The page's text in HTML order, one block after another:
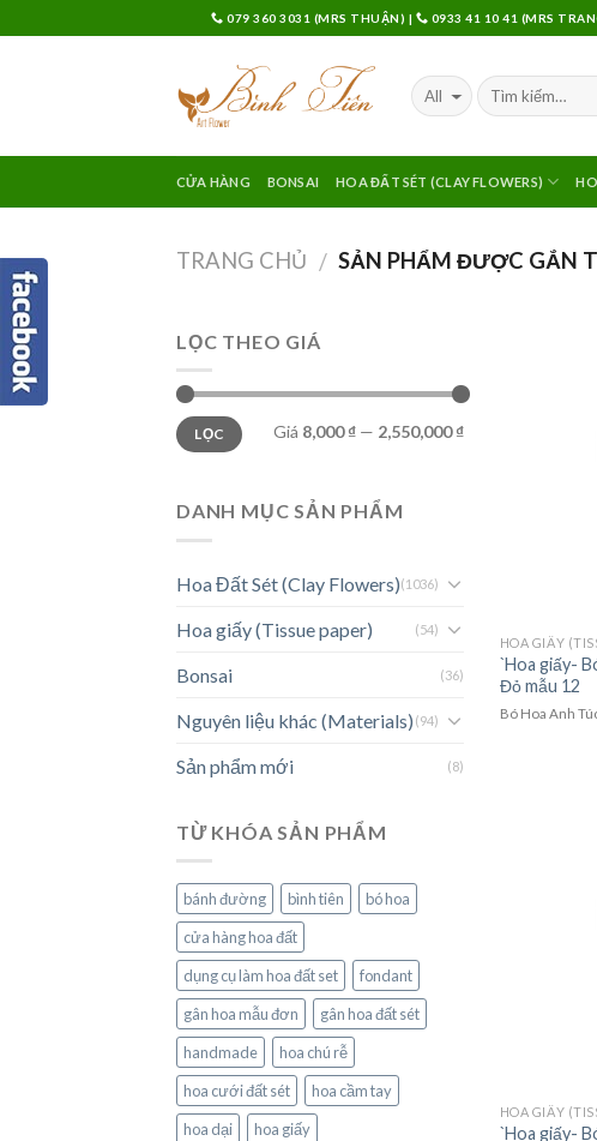
to
079 360 3031 (MRS THUẬN) | 0933 41 10 41 (MRS
CỬA HÀNG BONSAI HOA ĐẤT SÉT (CLAY FLOWERS)
TRANG CHỦ / SẢN PHẨM ĐƯỢC GẮN
LỌC THEO GIÁ
LỌC Giá 8,000 ₫ — 2,550,000 ₫
DANH MỤC SẢN PHẨM
Hoa Đất Sét (Clay Flowers)(1036)
Hoa giấy (Tissue paper) (54)
Bonsai (36)
Nguyên liệu khác (Materials) (94)
Sản phẩm mới (8)
TỪ KHÓA SẢN PHẨM
bánh đường bình tiên
bó hoa
cửa hàng hoa đất
dụng cụ làm hoa đất set
fondant
gân hoa mẫu đơn
gân hoa đất sét
handmade
hoa chú rễ
hoa cưới đất sét
hoa cầm tay
hoa dại
hoa giấy
HOA GIẤY
`Hoa giấy-
Đỏ mẫu 12
Bó Hoa Anh
HOA GIẤY
`Hoa giấy-